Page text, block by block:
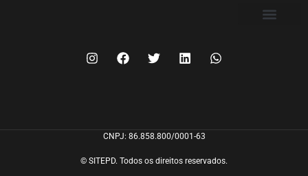
CNPJ: 86.858.800/0001-63
© SITEPD. Todos os direitos reservados.